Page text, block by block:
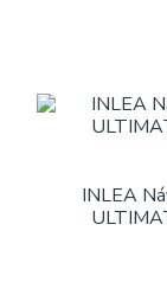
INLEA